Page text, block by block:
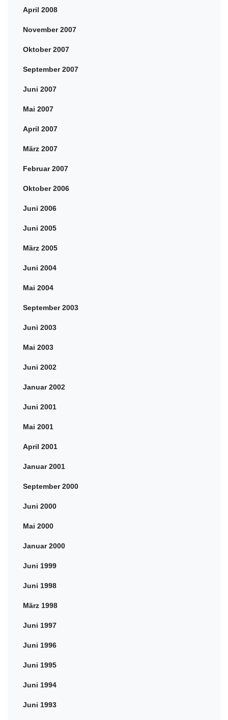
April 2008
November 2007
Oktober 2007
September 2007
Juni 2007
Mai 2007
April 2007
März 2007
Februar 2007
Oktober 2006
Juni 2006
Juni 2005
März 2005
Juni 2004
Mai 2004
September 2003
Juni 2003
Mai 2003
Juni 2002
Januar 2002
Juni 2001
Mai 2001
April 2001
Januar 2001
September 2000
Juni 2000
Mai 2000
Januar 2000
Juni 1999
Juni 1998
März 1998
Juni 1997
Juni 1996
Juni 1995
Juni 1994
Juni 1993